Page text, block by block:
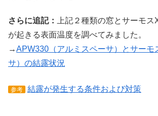
さらに追記：
上記２種類の窓とサーモ
が起きる表面温度を調べてみました。
→APW330（アルミスペーサ）とサーモ
サ）の結露状況
参考 結露が発生する条件および対策